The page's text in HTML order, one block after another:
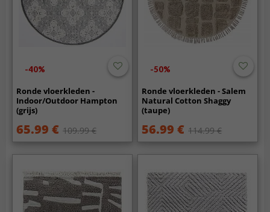
-40%
Ronde vloerkleden -
Indoor/Outdoor Hampton
(grijs)
65.99 € 109.99 €
-50%
Ronde vloerkleden - Salem
Natural Cotton Shaggy
(taupe)
56.99 € 114.99 €